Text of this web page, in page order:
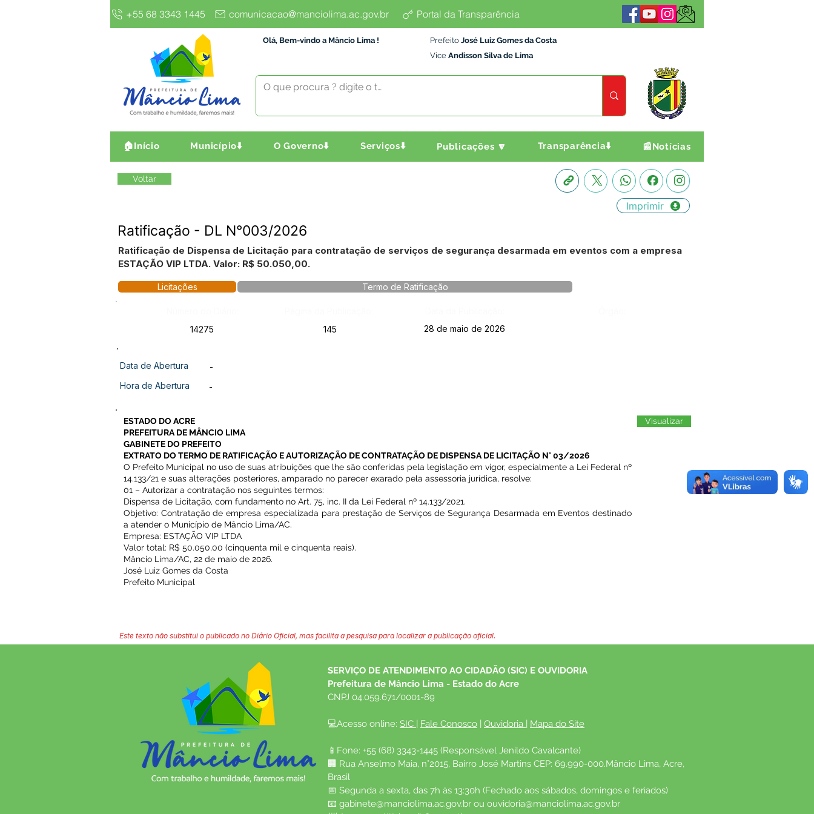
+55 68 3343 1445 comunicacao@manciolima.ac.gov.br Portal da Transparência
Olá, Bem-vindo a Mâncio Lima ! Prefeito José Luiz Gomes da Costa
Vice Andisson Silva de Lima
🏠Início Município⬇️ O Governo⬇️ Serviços⬇️ Publicações 🔽 Transparência⬇️ 📰Notícias
Voltar
Imprimir
Ratificação - DL N°003/2026
Ratificação de Dispensa de Licitação para contratação de serviços de segurança desarmada em eventos com a empresa
ESTAÇÃO VIP LTDA. Valor: R$ 50.050,00.
Licitações Termo de Ratificação
14275
145 28 de maio de 2026
Data de Abertura
-
Hora de Abertura
-
ESTADO DO ACRE
PREFEITURA DE MÂNCIO LIMA
GABINETE DO PREFEITO
EXTRATO DO TERMO DE RATIFICAÇÃO E AUTORIZAÇÃO DE CONTRATAÇÃO DE DISPENSA DE LICITAÇÃO N° 03/2026
O Prefeito Municipal no uso de suas atribuições que lhe são conferidas pela legislação em vigor, especialmente a Lei Federal nº
14.133/21 e suas alterações posteriores, amparado no parecer exarado pela assessoria jurídica, resolve:
01 – Autorizar a contratação nos seguintes termos:
Dispensa de Licitação, com fundamento no Art. 75, inc. II da Lei Federal nº 14.133/2021.
Objetivo: Contratação de empresa especializada para prestação de Serviços de Segurança Desarmada em Eventos destinado
a atender o Município de Mâncio Lima/AC.
Empresa: ESTAÇÃO VIP LTDA
Valor total: R$ 50.050,00 (cinquenta mil e cinquenta reais).
Mâncio Lima/AC, 22 de maio de 2026.
José Luiz Gomes da Costa
Prefeito Municipal
Visualizar
Este texto não substitui o publicado no Diário Oficial, mas facilita a pesquisa para localizar a publicação oficial.
SERVIÇO DE ATENDIMENTO AO CIDADÃO (SIC) E OUVIDORIA
Prefeitura de Mâncio Lima - Estado do Acre
CNPJ 04.059.671/0001-89
💻Acesso online: SIC | Fale Conosco | Ouvidoria | Mapa do Site
📱Fone: +55 (68) 3343-1445 (Responsável Jenildo Cavalcante)
🏢 Rua Anselmo Maia, n°2015, Bairro José Martins CEP: 69.990-000.Mâncio Lima, Acre,
Brasil
📅 Segunda a sexta, das 7h às 13:30h (Fechado aos sábados, domingos e feriados)
📧 gabinete@manciolima.ac.gov.br ou ouvidoria@manciolima.ac.gov.br